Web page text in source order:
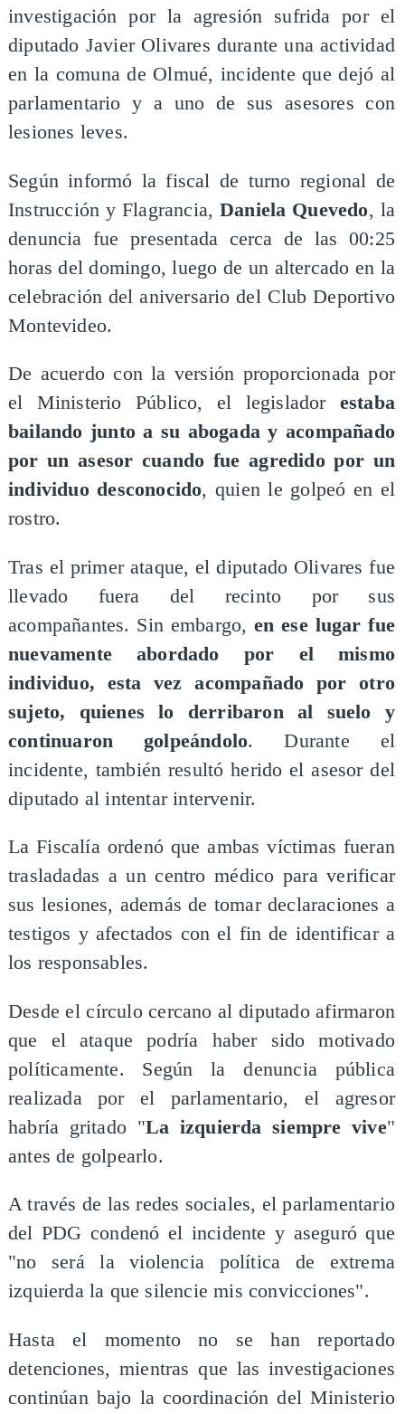
investigación por la agresión sufrida por el
diputado Javier Olivares durante una actividad
en la comuna de Olmué, incidente que dejó al
parlamentario y a uno de sus asesores con
lesiones leves.
Según informó la fiscal de turno regional de
Instrucción y Flagrancia,Daniela Quevedo, la
denuncia fue presentada cerca de las 00:25
horas del domingo, luego de un altercado en la
celebración del aniversario del Club Deportivo
Montevideo.
De acuerdo con la versión proporcionada por
el Ministerio Público, el legislador estaba
bailando junto a su abogada y acompañado
por un asesor cuando fue agredido por un
individuo desconocido, quien le golpeó en el
rostro.
Tras el primer ataque, el diputado Olivares fue
llevado fuera del recinto por sus
acompañantes. Sin embargo,en ese lugar fue
nuevamente abordado por el mismo
individuo, esta vez acompañado por otro
sujeto, quienes lo derribaron al suelo y
continuaron golpeándolo. Durante el
incidente, también resultó herido el asesor del
diputado al intentar intervenir.
La Fiscalía ordenó que ambas víctimas fueran
trasladadas a un centro médico para verificar
sus lesiones, además de tomar declaraciones a
testigos y afectados con el fin de identificar a
los responsables.
Desde el círculo cercano al diputado afirmaron
que el ataque podría haber sido motivado
políticamente. Según la denuncia pública
realizada por el parlamentario, el agresor
habría gritado "La izquierda siempre vive"
antes de golpearlo.
A través de las redes sociales, el parlamentario
del PDG condenó el incidente y aseguró que
"no será la violencia política de extrema
izquierda la que silencie mis convicciones".
Hasta el momento no se han reportado
detenciones, mientras que las investigaciones
continúan bajo la coordinación del Ministerio